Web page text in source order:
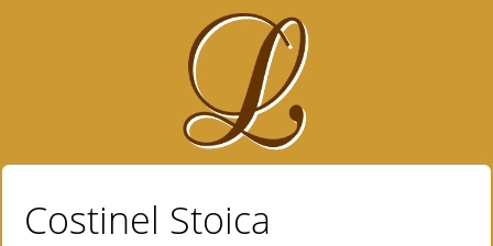
Costinel Stoica